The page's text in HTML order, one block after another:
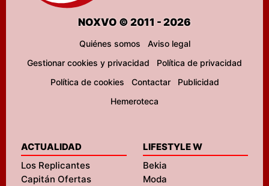
NOXVO © 2011 - 2026
Quiénes somos
Aviso legal
Gestionar cookies y privacidad
Política de privacidad
Política de cookies
Contactar
Publicidad
Hemeroteca
ACTUALIDAD
Los Replicantes
Capitán Ofertas
LIFESTYLE W
Bekia
Moda